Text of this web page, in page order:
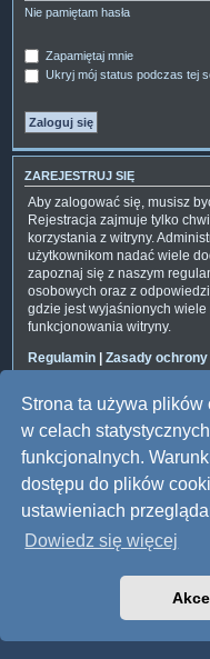
Strona ta używa plików
w celach
funkcjonalnych.
dostępu do plików
ustawieniach
Dowiedz się więcej
Nie pamiętam hasła
Zapamiętaj mnie
Ukryj mój status podczas tej
ZAREJESTRUJ SIĘ
Aby zalogować się, musisz
Rejestracja zajmuje tylko
korzystania z witryny.
użytkownikom nadać wiele
zapoznaj się z naszym
osobowych oraz z
gdzie jest wyjaśnionych
funkcjonowania witryny.
Regulamin | Zasady
Zarejestruj się
Strona domowa Forum
Technologię dostarcza
Polski pakiet
Style: Multi
Zasady